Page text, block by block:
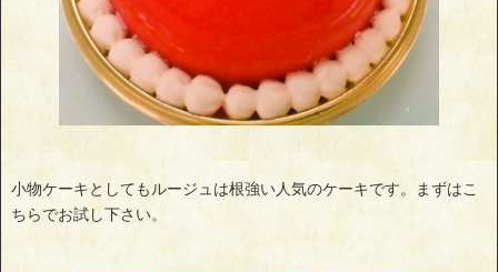
小物ケーキとしてもルージュは根強い人気のケーキです。まずはこ
ちらでお試し下さい。